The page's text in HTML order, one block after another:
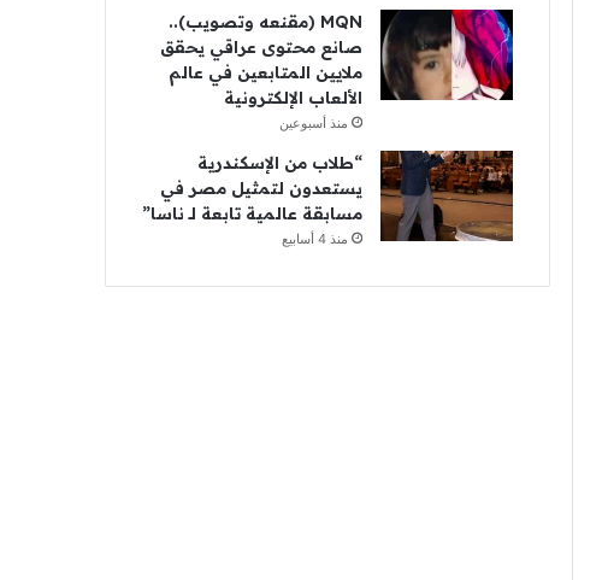
MQN (مقنعه وتصويب)..
صانع محتوى عراقي يحقق
ملايين المتابعين في عالم
الألعاب الإلكترونية
منذ أسبوعين
“طلاب من الإسكندرية
يستعدون لتمثيل مصر في
مسابقة عالمية تابعة لـ ناسا”
منذ 4 أسابيع